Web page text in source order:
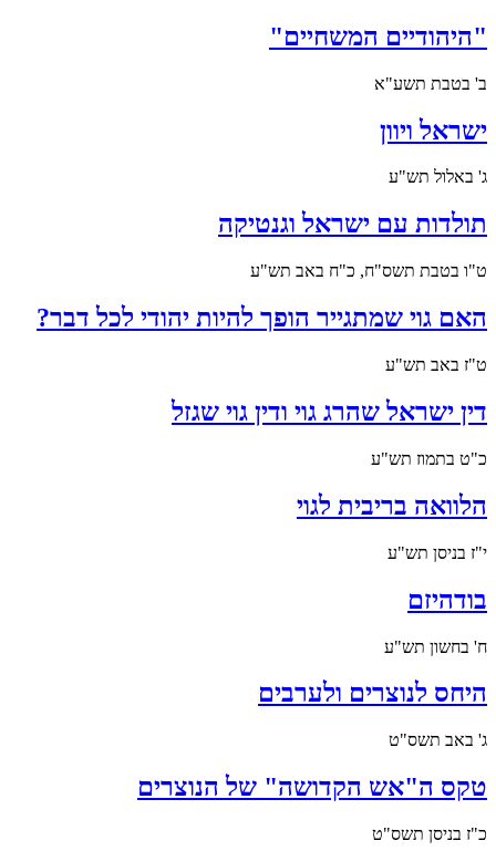
"היהודיים המשחיים"
ב' בטבת תשע"א
ישראל ויוון
ג' באלול תש"ע
תולדות עם ישראל וגנטיקה
ט"ו בטבת תשס"ח, כ"ח באב תש"ע
האם גוי שמתגייר הופך להיות יהודי לכל דבר?
ט"ז באב תש"ע
דין ישראל שהרג גוי ודין גוי שגזל
כ"ט בתמוז תש"ע
הלוואה בריבית לגוי
י"ז בניסן תש"ע
בודהיזם
ח' בחשון תש"ע
היחס לנוצרים ולערבים
ג' באב תשס"ט
טקס ה"אש הקדושה" של הנוצרים
כ"ז בניסן תשס"ט